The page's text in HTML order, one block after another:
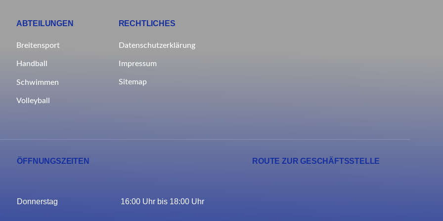
ABTEILUNGEN
Breitensport
Handball
Schwimmen
Volleyball
RECHTLICHES
Datenschutzerklärung
Impressum
Sitemap
ÖFFNUNGSZEITEN
Donnerstag 16:00 Uhr bis 18:00 Uhr
ROUTE ZUR GESCHÄFTSSTELLE